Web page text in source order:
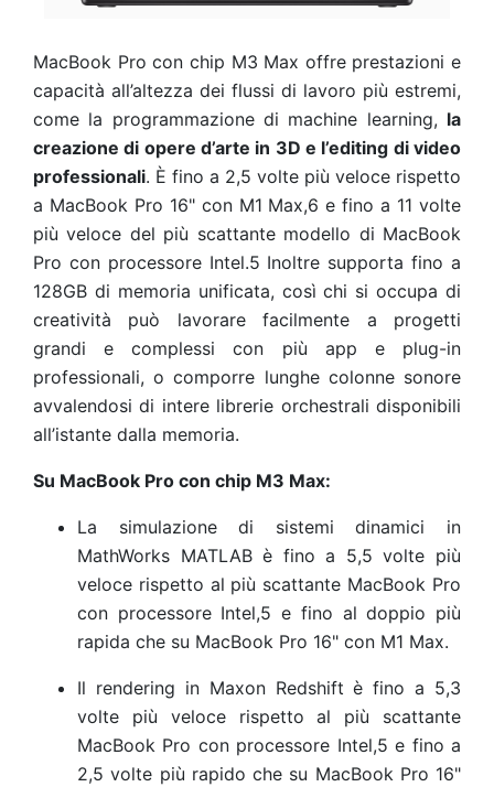
MacBook Pro con chip M3 Max offre prestazioni e
capacità all’altezza dei flussi di lavoro più estremi,
come la programmazione di machine learning, la
creazione di opere d’arte in 3D e l’editing di video
professionali. È fino a 2,5 volte più veloce rispetto
a MacBook Pro 16" con M1 Max,6 e fino a 11 volte
più veloce del più scattante modello di MacBook
Pro con processore Intel.5 Inoltre supporta fino a
128GB di memoria unificata, così chi si occupa di
creatività può lavorare facilmente a progetti
grandi e complessi con più app e plug-in
professionali, o comporre lunghe colonne sonore
avvalendosi di intere librerie orchestrali disponibili
all’istante dalla memoria.
Su MacBook Pro con chip M3 Max:
La simulazione di sistemi dinamici in
MathWorks MATLAB è fino a 5,5 volte più
veloce rispetto al più scattante MacBook Pro
con processore Intel,5 e fino al doppio più
rapida che su MacBook Pro 16" con M1 Max.
Il rendering in Maxon Redshift è fino a 5,3
volte più veloce rispetto al più scattante
MacBook Pro con processore Intel,5 e fino a
2,5 volte più rapido che su MacBook Pro 16"